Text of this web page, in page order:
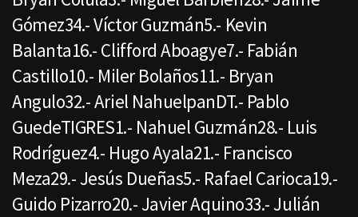
Gómez34.- Víctor Guzmán5.- Kevin
Balanta16.- Clifford Aboagye7.- Fabián
Castillo10.- Miler Bolaños11.- Bryan
Angulo32.- Ariel NahuelpanDT.- Pablo
GuedeTIGRES1.- Nahuel Guzmán28.- Luis
Rodríguez4.- Hugo Ayala21.- Francisco
Meza29.- Jesús Dueñas5.- Rafael Carioca19.-
Guido Pizarro20.- Javier Aquino33.- Julián